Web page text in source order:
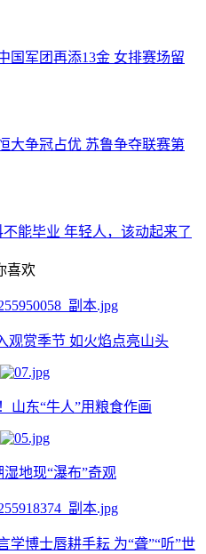
国军团再添13金 女排赛场留
大争冠占优 苏鲁争夺联赛第
能毕业 年轻人，该动起来了
喜欢
观赏季节 如火焰点亮山头
山东“牛人”用粮食作画
地现“瀑布”奇观
学博士唇耕手耘 为“聋”“听”世